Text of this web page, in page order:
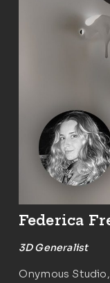
Federica
3D Generalist
Onymous